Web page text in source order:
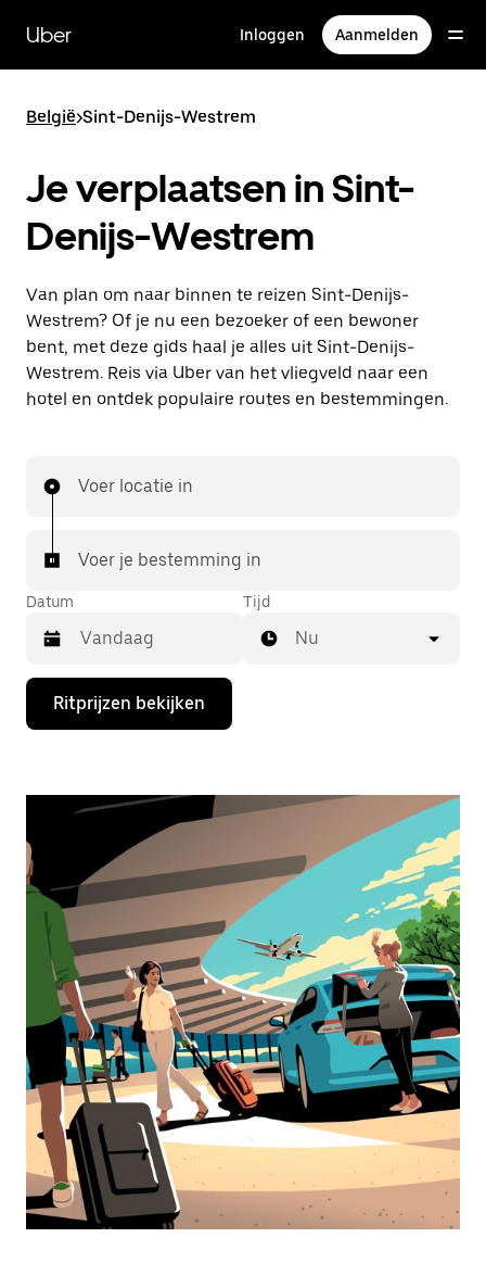
naar
hoofdinhoud
Uber Inloggen Aanmelden
België>Sint-Denijs-Westrem
Je verplaatsen in Sint-
Denijs-Westrem
Van plan om naar binnen te reizen Sint-Denijs-
Westrem? Of je nu een bezoeker of een bewoner
bent, met deze gids haal je alles uit Sint-Denijs-
Westrem. Reis via Uber van het vliegveld naar een
hotel en ontdek populaire routes en bestemmingen.
Voer locatie in
Voer je bestemming in
Datum
Druk
de
te
openen
en
een
datum
selecteren.
Druk
Escape
de
agenda
te
sluiten.
Tijd
Nu
Ritprijzen bekijken